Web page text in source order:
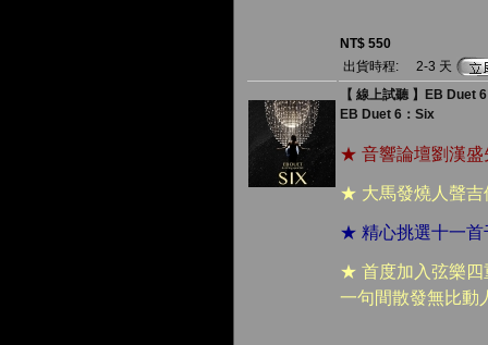
NT$ 550
出貨時程:
2-3 天
【 線上試聽 】EB Duet
EB Duet 6：Six
★ 音響論壇劉漢盛
★ 大馬發燒人聲吉
★ 精心挑選十一首
★ 首度加入弦樂四
一句間散發無比動